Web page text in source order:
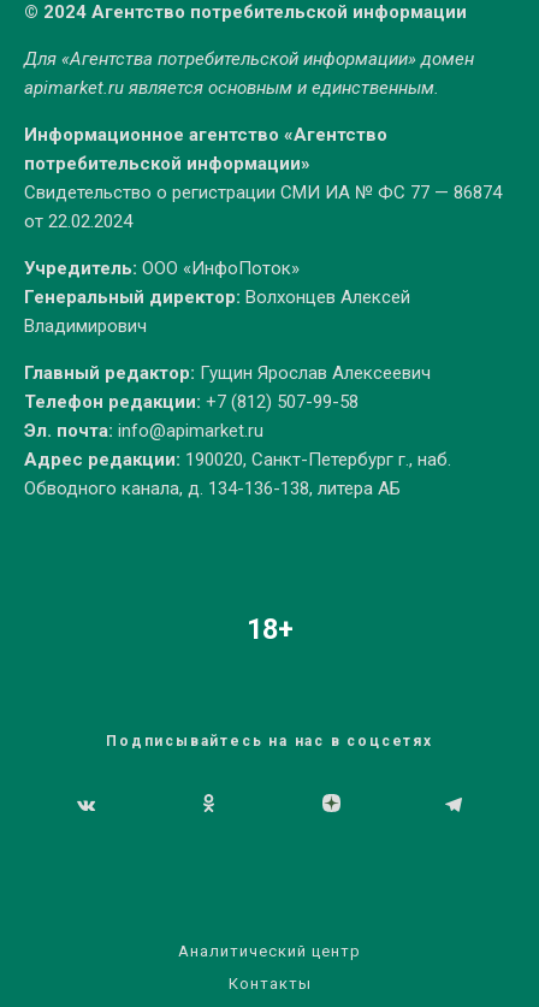
© 2024 Агентство потребительской информации
Для «Агентства потребительской информации» домен
apimarket.ruявляется основным и единственным.
Информационное агентство «Агентство
потребительской информации»
Свидетельство о регистрации СМИ ИА № ФС 77 — 86874
от 22.02.2024
Учредитель: ООО «ИнфоПоток»
Генеральный директор: Волхонцев Алексей
Владимирович
Главный редактор: Гущин Ярослав Алексеевич
Телефон редакции: +7 (812) 507-99-58
Эл. почта: info@apimarket.ru
Адрес редакции: 190020, Санкт-Петербург г., наб.
Обводного канала, д. 134-136-138, литера АБ
18+
Подписывайтесь на нас в соцсетях
Аналитический центр
Контакты